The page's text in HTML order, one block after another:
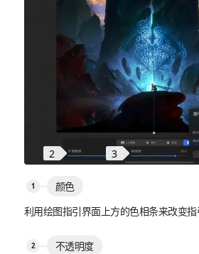
2 3
颜色
利用绘图指引界面上方的色相条来改变指
不透明度